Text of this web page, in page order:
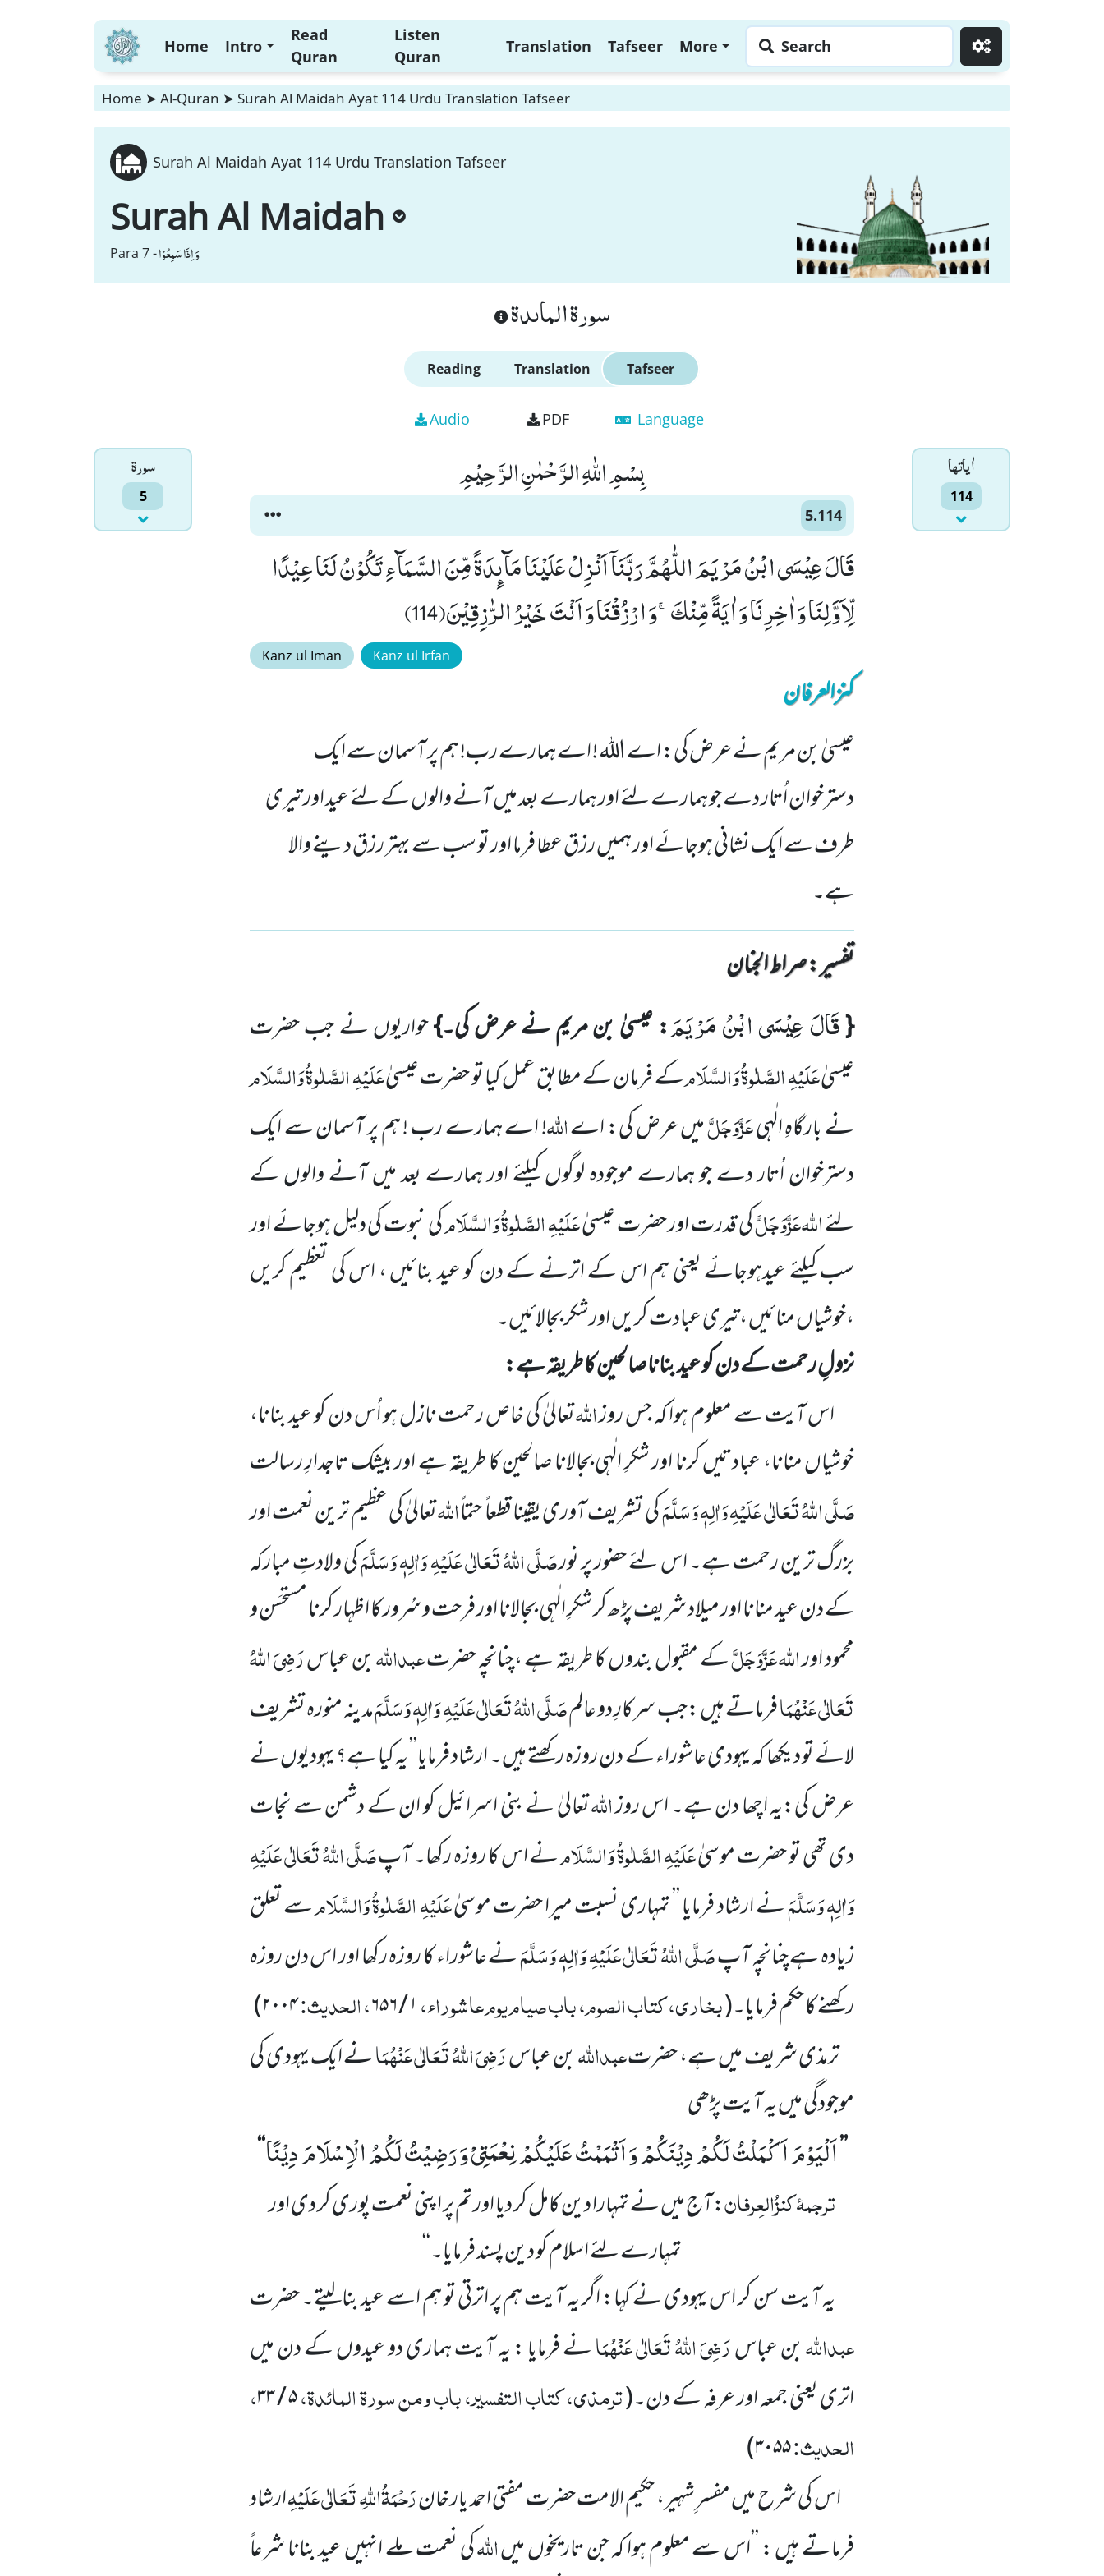
Home Intro
Read
Quran
Listen
Quran
Translation Tafseer More Search
Home ➤ Al-Quran ➤ Surah Al Maidah Ayat 114 Urdu Translation Tafseer
Surah Al Maidah Ayat 114 Urdu Translation Tafseer
Surah Al Maidah
Para 7 -وَ اِذَا سَمِعُوْا
سورة الماىدة
Reading Translation Tafseer
Audio PDF Language
سورۃ
5
اٰياتها
114
بِسْمِ اللّٰهِ الرَّحْمٰنِ الرَّحِیْمِ
5.114
قَالَ عِیْسَى ابْنُ مَرْیَمَ اللّٰهُمَّ رَبَّنَاۤ اَنْزِلْ عَلَیْنَا مَآىٕدَةً مِّنَ السَّمَآءِ تَكُوْنُ لَنَا عِیْدًا
لِّاَوَّلِنَا وَ اٰخِرِنَا وَ اٰیَةً مِّنْكَۚ-وَ ارْزُقْنَا وَ اَنْتَ خَیْرُ الرّٰزِقِیْنَ(114)
Kanz ul Iman Kanz ul Irfan
کنزالعرفان
عیسیٰ بن مریم نے عرض کی: اے اللہ ! اے ہمارے رب! ہم پر آسمان سے ایک
دسترخوان اُتار دے جو ہمارے لئے اور ہمارے بعد میں آنے والوں کے لئے عید اور تیری
طرف سے ایک نشانی ہوجائے اور ہمیں رزق عطا فرما اور تو سب سے بہتر رزق دینے والا
ہے۔
تفسیر : ‎صراط الجنان
{قَالَ عِیْسَى ابْنُ مَرْیَمَ: عیسیٰ بن مریم نے عرض کی۔}حواریوں نے جب حضرت
عیسیٰعَلَیْہِ الصَّلٰوۃُ وَالسَّلَامکے فرمان کے مطابق عمل کیا تو حضرت عیسیٰعَلَیْہِ الصَّلٰوۃُ وَالسَّلَام
نے بارگاہِ الٰہیعَزَّوَجَلَّمیں عرض کی: اےاللہ! اے ہمارے رب !ہم پر آسمان سے ایک
دسترخوان اُتار دے جو ہمارے موجودہ لوگوں کیلئے اور ہمارے بعد میں آنے والوں کے
لئےاللہعَزَّوَجَلَّکی قدرت اور حضرت عیسیٰعَلَیْہِ الصَّلٰوۃُ وَالسَّلَامکی نبوت کی دلیل ہوجائے اور
سب کیلئے عیدہوجائے یعنی ہم اس کے اترنےکے دن کو عید بنائیں ، اس کی تعظیم کریں
،خوشیاں منائیں ،تیری عبادت کریں اورشکر بجالائیں۔
نزولِ رحمت کے دن کو عید بنانا صالحین کا طریقہ ہے:
اس آیت سے معلوم ہوا کہ جس روزاللہتعالیٰ کی خاص رحمت نازل ہو اُس دن کو عید بنانا،
خوشیاں منانا، عبادتیں کرنا اور شکرِ الٰہی بجالانا صالحین کا طریقہ ہے اور بیشک تاجدارِ رسالت
صَلَّی اللہُ تَعَالٰی عَلَیْہِ وَاٰلِہٖ وَسَلَّمَکی تشریف آوری یقینا قطعاً حتماًاللہتعالیٰ کی عظیم ترین نعمت اور
بزرگ ترین رحمت ہے۔ اس لئے حضور پر نورصَلَّی اللہُ تَعَالٰی عَلَیْہِ وَاٰلِہٖ وَسَلَّمَکی ولادتِ مبارکہ
کے دن عید منانا اور میلاد شریف پڑھ کر شکرِ الٰہی بجالانا اور فرحت و سُرور کا اظہار کرنا مستحسَن و
محمود اوراللہعَزَّوَجَلَّکے مقبول بندوں کا طریقہ ہے ،چنانچہ حضرتعبداللہبن عباسرَضِیَ اللہُ
تَعَالٰی عَنْہُمَافرماتے ہیں :جب سرکارِ دو عالمصَلَّی اللہُ تَعَالٰی عَلَیْہِ وَاٰلِہٖ وَسَلَّمَمدینہ منورہ تشریف
لائے تو دیکھا کہ یہودی عاشوراء کے دن روزہ رکھتے ہیں۔ ارشاد فرمایا’’ یہ کیا ہے؟ یہودیوں نے
عرض کی:یہ اچھا دن ہے۔ اس روزاللہتعالیٰ نے بنی اسرائیل کو ان کے دشمن سے نجات
دی تھی تو حضرت موسیٰعَلَیْہِ الصَّلٰوۃُ وَالسَّلَامنے اس کا روزہ رکھا۔ آپصَلَّی اللہُ تَعَالٰی عَلَیْہِ
وَاٰلِہٖ وَسَلَّمَنے ارشاد فرمایا ’’ تمہاری نسبت میرا حضرت موسیٰعَلَیْہِ الصَّلٰوۃُ وَالسَّلَامسے تعلق
زیادہ ہے چنانچہ آپصَلَّی اللہُ تَعَالٰی عَلَیْہِ وَاٰلِہٖ وَسَلَّمَنے عاشوراء کا روزہ رکھا اور اس دن روزہ
رکھنے کا حکم فرمایا۔(بخاری، کتاب الصوم، باب صیام یوم عاشوراء،۱/۶۵۶، الحدیث:۲۰۰۴)
ترمذی شریف میں ہے، حضرتعبداللہبن عباسرَضِیَ اللہُ تَعَالٰی عَنْہُمَانے ایک یہودی کی
موجودگی میں یہ آیت پڑھی
’’اَلْیَوْمَ اَكْمَلْتُ لَكُمْ دِیْنَكُمْ وَ اَتْمَمْتُ عَلَیْكُمْ نِعْمَتِیْ وَ رَضِیْتُ لَكُمُ الْاِسْلَامَ دِیْنًا‘‘
ترجمۂکنزُالعِرفان:آج میں نے تمہارا دین کامل کر دیا اور تمپر اپنی نعمت پوری کر دی اور
تمہارے لئے اسلام کو دین پسند فرمایا۔‘‘
یہ آیت سن کر اس یہودی نے کہا: اگر یہ آیت ہم پر اترتی تو ہم اسے عید بنالیتے۔ حضرت
عبداللہبن عباسرَضِیَ اللہُ تَعَالٰی عَنْہُمَانے فرمایا : یہ آیت ہماری دو عیدوں کے دن میں
اتری یعنی جمعہ اور عرفہ کے دن۔(ترمذی، کتاب التفسیر، باب ومن سورۃ المائدۃ،۵/۳۳،
الحدیث:۳۰۵۵)
اس کی شرح میں مفسرِ شہیر، حکیم الامت حضرت مفتی احمد یار خانرَحْمَۃُاللہِ تَعَالٰی عَلَیْہِارشاد
فرماتے ہیں : ’’اس سے معلوم ہوا کہ جن تاریخوں میںاللہکی نعمت ملے انہیں عید بنانا شرعاً